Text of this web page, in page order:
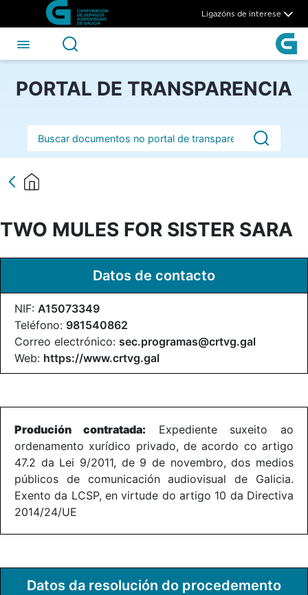
Skip to Main Content
TWO MULES FOR SISTER
Ligazóns de interese
PORTAL DE TRANSPARENCIA
Barra de busca
TWO MULES FOR SISTER SARA
Datos de contacto
NIF: A15073349
Teléfono: 981540862
Correo electrónico: sec.programas@crtvg.gal
Web: https://www.crtvg.gal
Produción contratada: Expediente suxeito ao
ordenamento xurídico privado, de acordo co artigo
47.2 da Lei 9/2011, de 9 de novembro, dos medios
públicos de comunicación audiovisual de Galicia.
Exento da LCSP, en virtude do artigo 10 da Directiva
2014/24/UE
Datos da resolución do procedemento